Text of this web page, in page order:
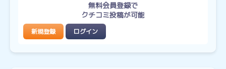
無料会員登録で
クチコミ投稿が可能
新規登録 ログイン